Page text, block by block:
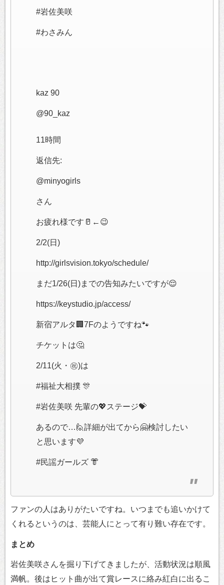
#岩佐美咲
#わさみん
kaz 90
@90_kaz
11時間
返信先:
@minyogirls
さん
お疲れ様です🥛←😉
2/2(日)
http://girlsvision.tokyo/schedule/
まだ1/26(日)までの告知みたいですが😌
https://keystudio.jp/access/
新宿アルタ🏢7Fのようですね🐾
チケットは🤔
2/11(火・㊗️)は
#福祉大相撲 🎊
#岩佐美咲 先輩の💖ステージ💝
あるので…🙋詳細が出てから🤗検討したい
と思います💜
#民謡ガールズ 👘
ファンの人はありがたいですね。いつまでも追いかけて
くれるというのは、芸能人にとって有り難い存在です。
まとめ
岩佐美咲さんを掘り下げてきましたが、活動状況は順風
満帆。後はヒット曲が出て賞レースに絡み紅白に出るこ